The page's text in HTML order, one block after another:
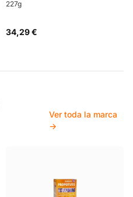
227g
34,29 €
Ver toda la marca
→